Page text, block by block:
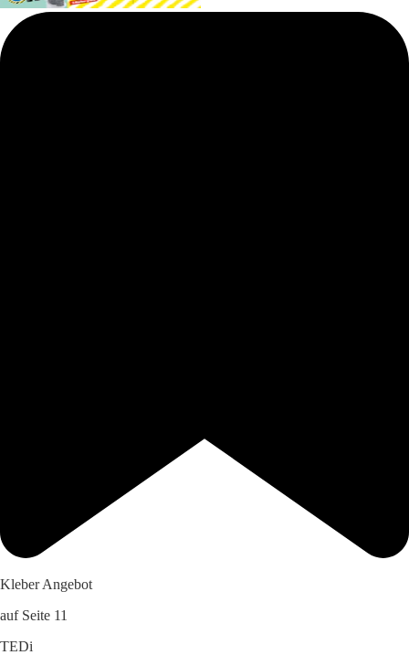
Kleber Angebot
auf Seite 11
TEDi